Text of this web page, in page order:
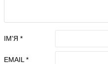
ІМ'Я *
EMAIL *